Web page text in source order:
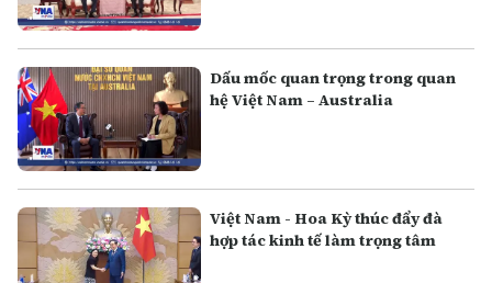
Dấu mốc quan trọng trong quan
hệ Việt Nam – Australia
Việt Nam - Hoa Kỳ thúc đẩy đà
hợp tác kinh tế làm trọng tâm